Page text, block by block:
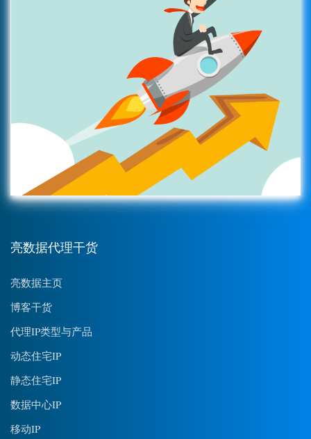
亮数据代理干货
亮数据主页
博客干货
代理IP类型与产品
动态住宅IP
静态住宅IP
数据中心IP
移动IP